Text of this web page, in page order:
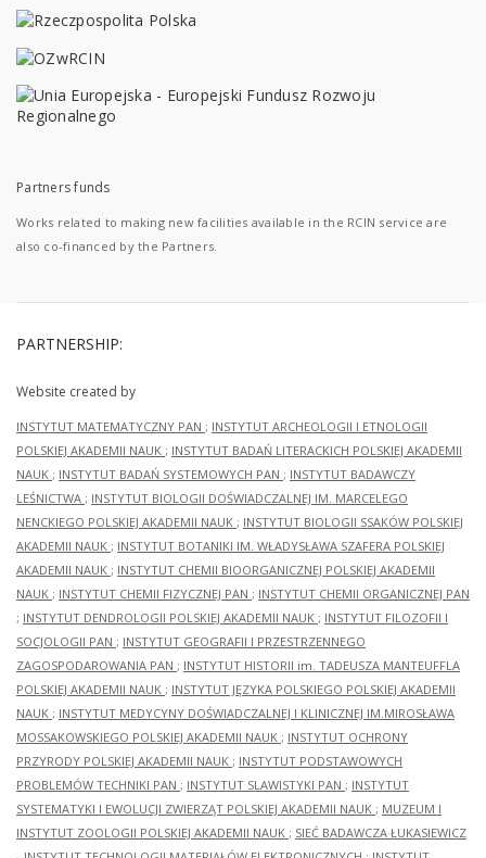
Partners funds
Works related to making new facilities available in the RCIN service are
also co-financed by the Partners.
PARTNERSHIP:
Website created by
INSTYTUT MATEMATYCZNY PAN ; INSTYTUT ARCHEOLOGII I ETNOLOGII
POLSKIEJ AKADEMII NAUK ; INSTYTUT BADAŃ LITERACKICH POLSKIEJ AKADEMII
NAUK ; INSTYTUT BADAŃ SYSTEMOWYCH PAN ; INSTYTUT BADAWCZY
LEŚNICTWA ; INSTYTUT BIOLOGII DOŚWIADCZALNEJ IM. MARCELEGO
NENCKIEGO POLSKIEJ AKADEMII NAUK ; INSTYTUT BIOLOGII SSAKÓW POLSKIEJ
AKADEMII NAUK ; INSTYTUT BOTANIKI IM. WŁADYSŁAWA SZAFERA POLSKIEJ
AKADEMII NAUK ; INSTYTUT CHEMII BIOORGANICZNEJ POLSKIEJ AKADEMII
NAUK ; INSTYTUT CHEMII FIZYCZNEJ PAN ; INSTYTUT CHEMII ORGANICZNEJ PAN
; INSTYTUT DENDROLOGII POLSKIEJ AKADEMII NAUK ; INSTYTUT FILOZOFII I
SOCJOLOGII PAN ; INSTYTUT GEOGRAFII I PRZESTRZENNEGO
ZAGOSPODAROWANIA PAN ; INSTYTUT HISTORII im. TADEUSZA MANTEUFFLA
POLSKIEJ AKADEMII NAUK ; INSTYTUT JĘZYKA POLSKIEGO POLSKIEJ AKADEMII
NAUK ; INSTYTUT MEDYCYNY DOŚWIADCZALNEJ I KLINICZNEJ IM.MIROSŁAWA
MOSSAKOWSKIEGO POLSKIEJ AKADEMII NAUK ; INSTYTUT OCHRONY
PRZYRODY POLSKIEJ AKADEMII NAUK ; INSTYTUT PODSTAWOWYCH
PROBLEMÓW TECHNIKI PAN ; INSTYTUT SLAWISTYKI PAN ; INSTYTUT
SYSTEMATYKI I EWOLUCJI ZWIERZĄT POLSKIEJ AKADEMII NAUK ; MUZEUM I
INSTYTUT ZOOLOGII POLSKIEJ AKADEMII NAUK ; SIEĆ BADAWCZA ŁUKASIEWICZ